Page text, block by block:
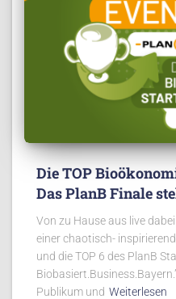
Die TOP
Das PlanB Finale
Von zu Hause aus live
einer chaotisch-
und die TOP 6 des PlanB
Publikum und Weiterlesen